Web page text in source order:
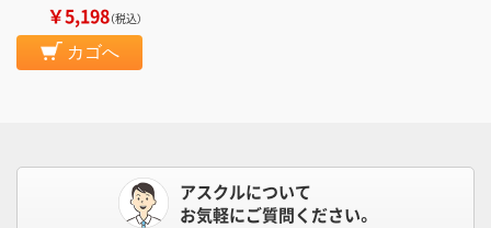
￥5,198（税込）
カゴへ
アスクルについて
お気軽にご質問ください。